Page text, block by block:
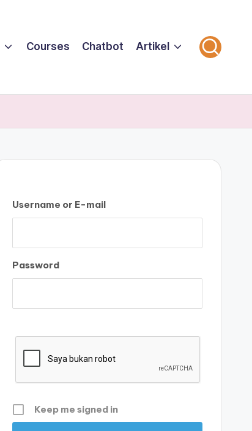
Courses Chatbot Artikel
Username or E-mail
Password
Keep me signed in